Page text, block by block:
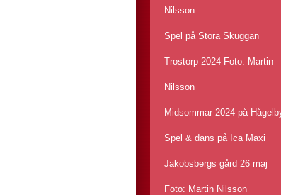
Nilsson
Spel på Stora Skuggan
Trostorp 2024 Foto: Martin
Nilsson
Midsommar 2024 på
Spel & dans på Ica Maxi
Jakobsbergs gård 26 maj
Foto: Martin Nilsson